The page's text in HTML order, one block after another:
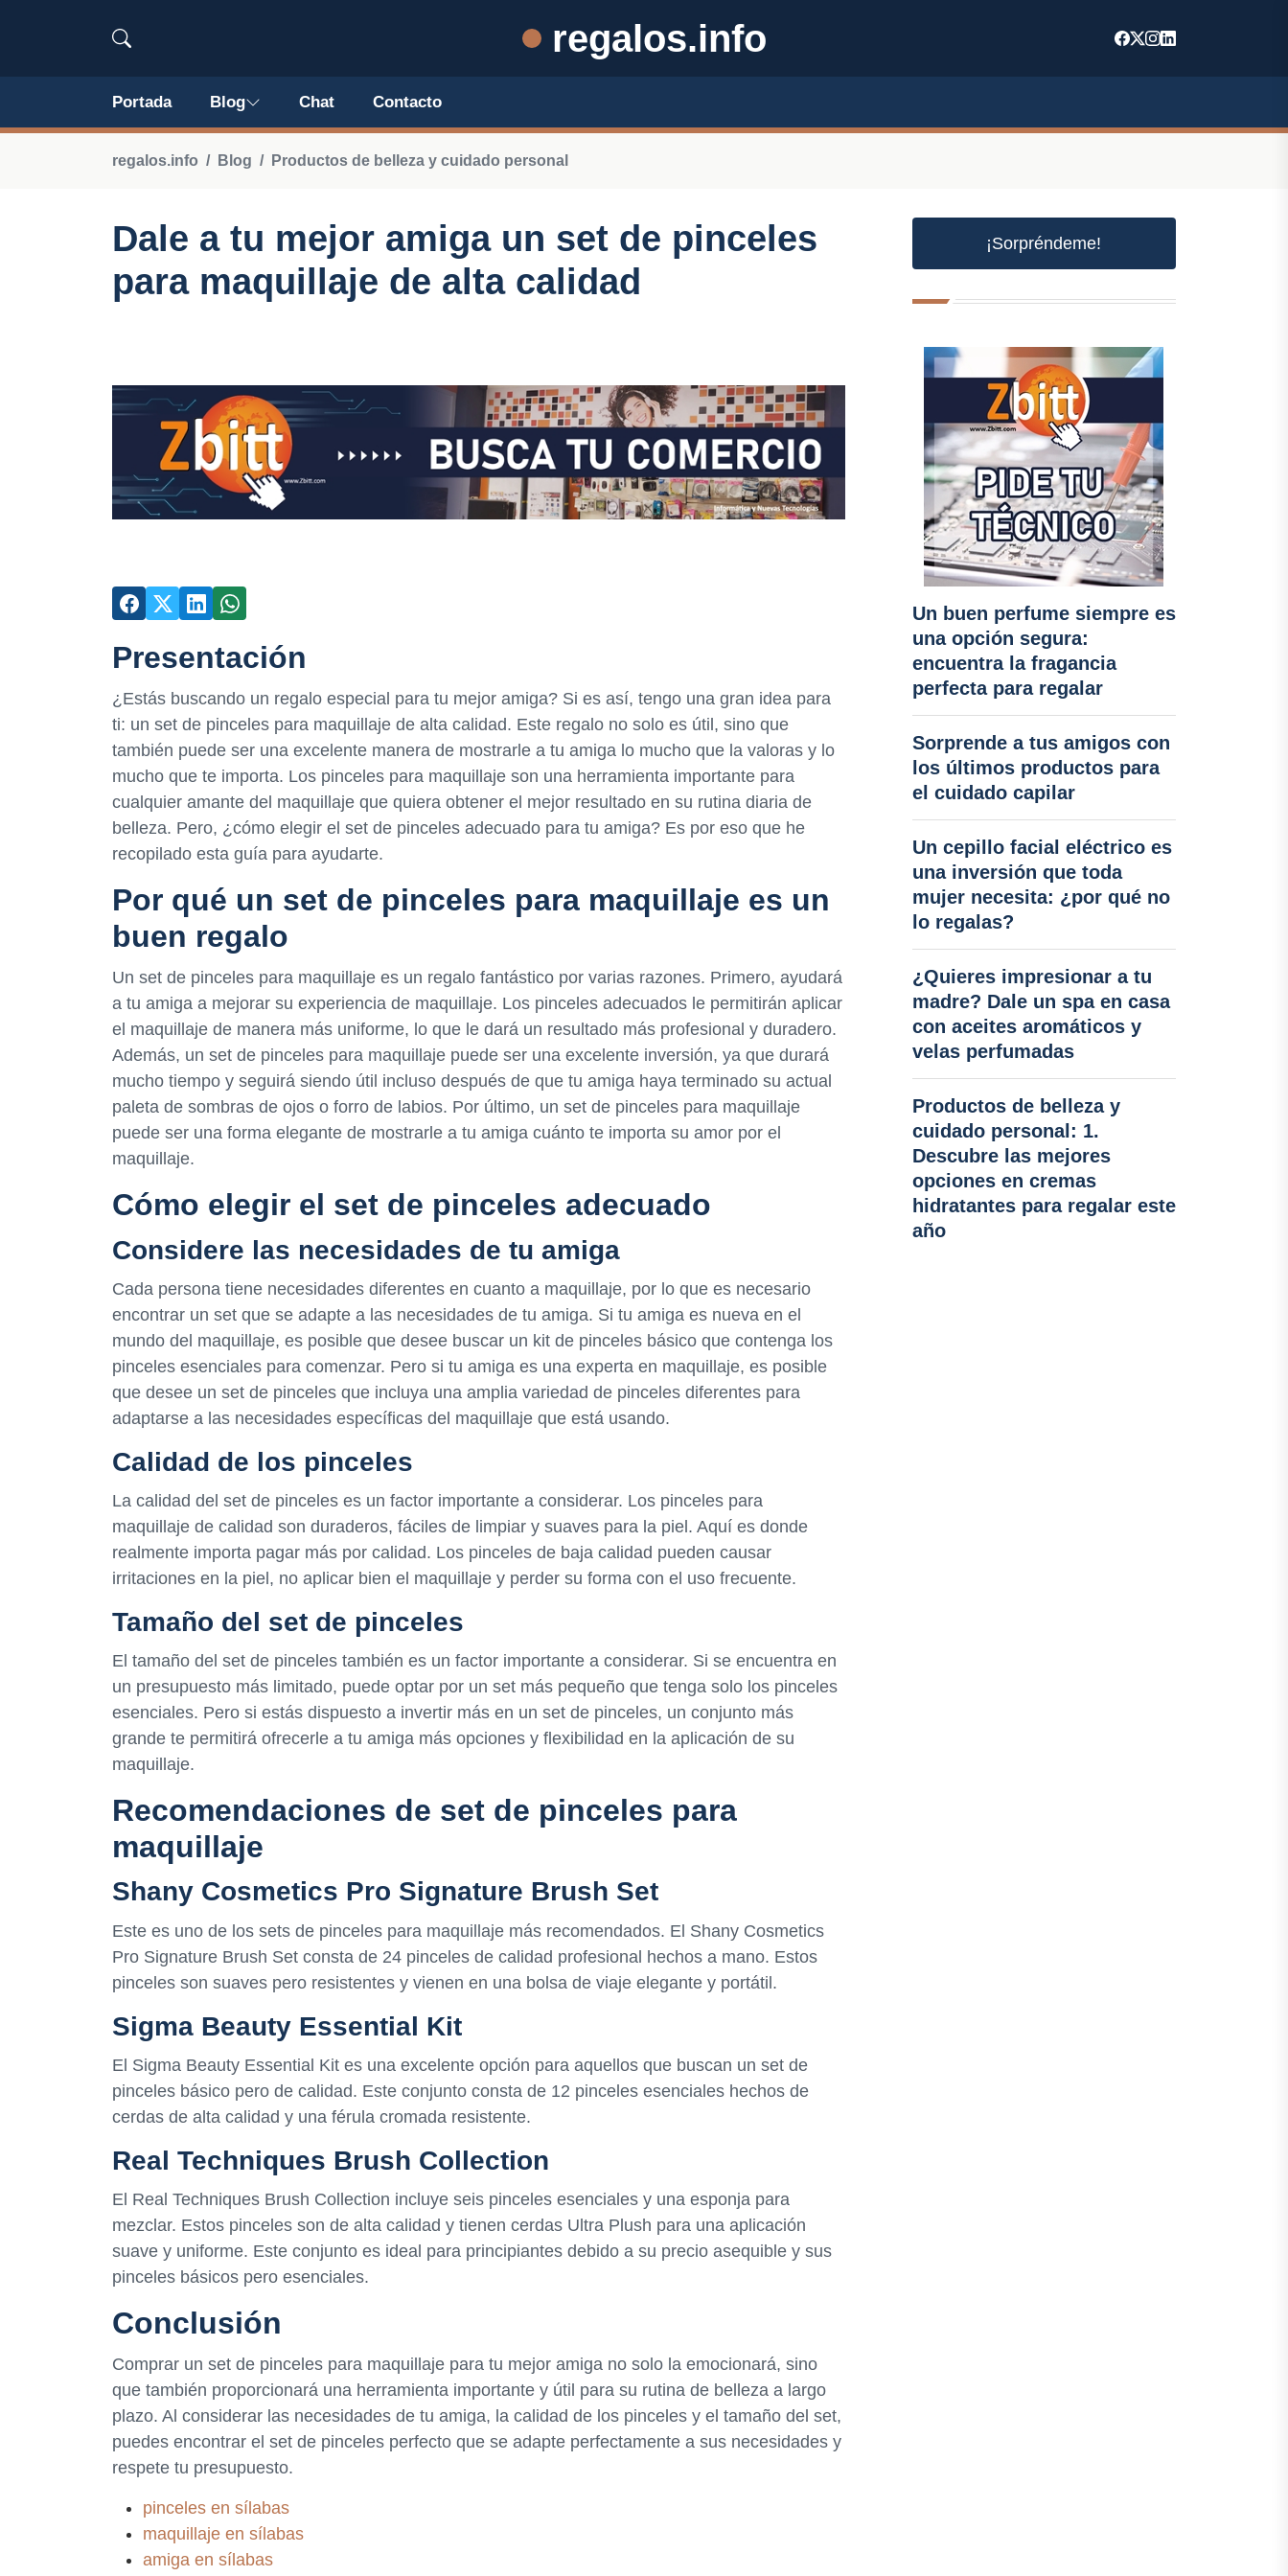
regalos.info
Portada Blog Chat Contacto
regalos.info Blog Productos de belleza y cuidado personal
Dale a tu mejor amiga un set de pinceles
para maquillaje de alta calidad
Presentación
¿Estás buscando un regalo especial para tu mejor amiga? Si es así, tengo una gran idea para
ti: un set de pinceles para maquillaje de alta calidad. Este regalo no solo es útil, sino que
también puede ser una excelente manera de mostrarle a tu amiga lo mucho que la valoras y lo
mucho que te importa. Los pinceles para maquillaje son una herramienta importante para
cualquier amante del maquillaje que quiera obtener el mejor resultado en su rutina diaria de
belleza. Pero, ¿cómo elegir el set de pinceles adecuado para tu amiga? Es por eso que he
recopilado esta guía para ayudarte.
Por qué un set de pinceles para maquillaje es un
buen regalo
Un set de pinceles para maquillaje es un regalo fantástico por varias razones. Primero, ayudará
a tu amiga a mejorar su experiencia de maquillaje. Los pinceles adecuados le permitirán aplicar
el maquillaje de manera más uniforme, lo que le dará un resultado más profesional y duradero.
Además, un set de pinceles para maquillaje puede ser una excelente inversión, ya que durará
mucho tiempo y seguirá siendo útil incluso después de que tu amiga haya terminado su actual
paleta de sombras de ojos o forro de labios. Por último, un set de pinceles para maquillaje
puede ser una forma elegante de mostrarle a tu amiga cuánto te importa su amor por el
maquillaje.
Cómo elegir el set de pinceles adecuado
Considere las necesidades de tu amiga
Cada persona tiene necesidades diferentes en cuanto a maquillaje, por lo que es necesario
encontrar un set que se adapte a las necesidades de tu amiga. Si tu amiga es nueva en el
mundo del maquillaje, es posible que desee buscar un kit de pinceles básico que contenga los
pinceles esenciales para comenzar. Pero si tu amiga es una experta en maquillaje, es posible
que desee un set de pinceles que incluya una amplia variedad de pinceles diferentes para
adaptarse a las necesidades específicas del maquillaje que está usando.
Calidad de los pinceles
La calidad del set de pinceles es un factor importante a considerar. Los pinceles para
maquillaje de calidad son duraderos, fáciles de limpiar y suaves para la piel. Aquí es donde
realmente importa pagar más por calidad. Los pinceles de baja calidad pueden causar
irritaciones en la piel, no aplicar bien el maquillaje y perder su forma con el uso frecuente.
Tamaño del set de pinceles
El tamaño del set de pinceles también es un factor importante a considerar. Si se encuentra en
un presupuesto más limitado, puede optar por un set más pequeño que tenga solo los pinceles
esenciales. Pero si estás dispuesto a invertir más en un set de pinceles, un conjunto más
grande te permitirá ofrecerle a tu amiga más opciones y flexibilidad en la aplicación de su
maquillaje.
Recomendaciones de set de pinceles para
maquillaje
Shany Cosmetics Pro Signature Brush Set
Este es uno de los sets de pinceles para maquillaje más recomendados. El Shany Cosmetics
Pro Signature Brush Set consta de 24 pinceles de calidad profesional hechos a mano. Estos
pinceles son suaves pero resistentes y vienen en una bolsa de viaje elegante y portátil.
Sigma Beauty Essential Kit
El Sigma Beauty Essential Kit es una excelente opción para aquellos que buscan un set de
pinceles básico pero de calidad. Este conjunto consta de 12 pinceles esenciales hechos de
cerdas de alta calidad y una férula cromada resistente.
Real Techniques Brush Collection
El Real Techniques Brush Collection incluye seis pinceles esenciales y una esponja para
mezclar. Estos pinceles son de alta calidad y tienen cerdas Ultra Plush para una aplicación
suave y uniforme. Este conjunto es ideal para principiantes debido a su precio asequible y sus
pinceles básicos pero esenciales.
Conclusión
Comprar un set de pinceles para maquillaje para tu mejor amiga no solo la emocionará, sino
que también proporcionará una herramienta importante y útil para su rutina de belleza a largo
plazo. Al considerar las necesidades de tu amiga, la calidad de los pinceles y el tamaño del set,
puedes encontrar el set de pinceles perfecto que se adapte perfectamente a sus necesidades y
respete tu presupuesto.
pinceles en sílabas
maquillaje en sílabas
amiga en sílabas
¡Sorpréndeme!
Un buen perfume siempre es
una opción segura:
encuentra la fragancia
perfecta para regalar
Sorprende a tus amigos con
los últimos productos para
el cuidado capilar
Un cepillo facial eléctrico es
una inversión que toda
mujer necesita: ¿por qué no
lo regalas?
¿Quieres impresionar a tu
madre? Dale un spa en casa
con aceites aromáticos y
velas perfumadas
Productos de belleza y
cuidado personal: 1.
Descubre las mejores
opciones en cremas
hidratantes para regalar este
año